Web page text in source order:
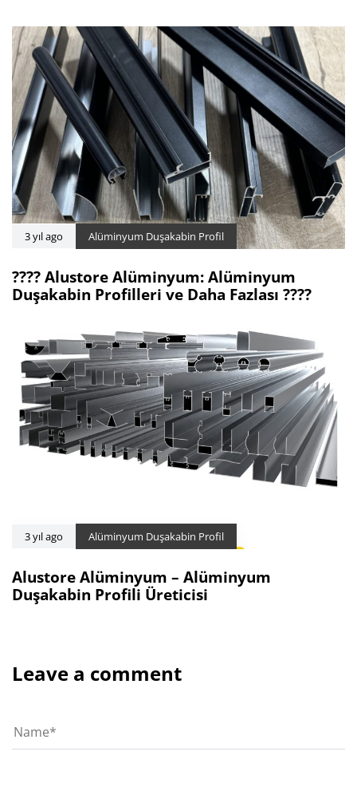
3 yıl ago Alüminyum Duşakabin Profil
???? Alustore Alüminyum: Alüminyum
Duşakabin Profilleri ve Daha Fazlası ????
3 yıl ago Alüminyum Duşakabin Profil
Alustore Alüminyum – Alüminyum
Duşakabin Profili Üreticisi
Leave a comment